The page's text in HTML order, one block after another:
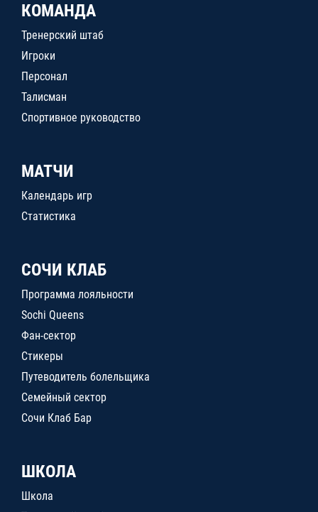
КОМАНДА
Тренерский штаб
Игроки
Персонал
Талисман
Спортивное руководство
МАТЧИ
Календарь игр
Статистика
СОЧИ КЛАБ
Программа лояльности
Sochi Queens
Фан-сектор
Стикеры
Путеводитель болельщика
Семейный сектор
Сочи Клаб Бар
ШКОЛА
Школа